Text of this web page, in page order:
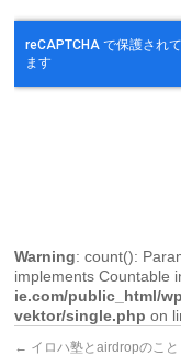
Warning: count():
implements Countable
ie.com/public_html/
vektor/single.php on
← イロハ塾とairdropのこと